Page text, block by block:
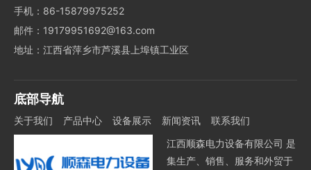
手机：86-15879975252
邮件：19179951692@163.com
地址：江西省萍乡市芦溪县上埠镇工业区
底部导航
关于我们 产品中心 设备展示 新闻资讯
联系我们
江西顺森电力设备有限公司 是
集生产、销售、服务和外贸于